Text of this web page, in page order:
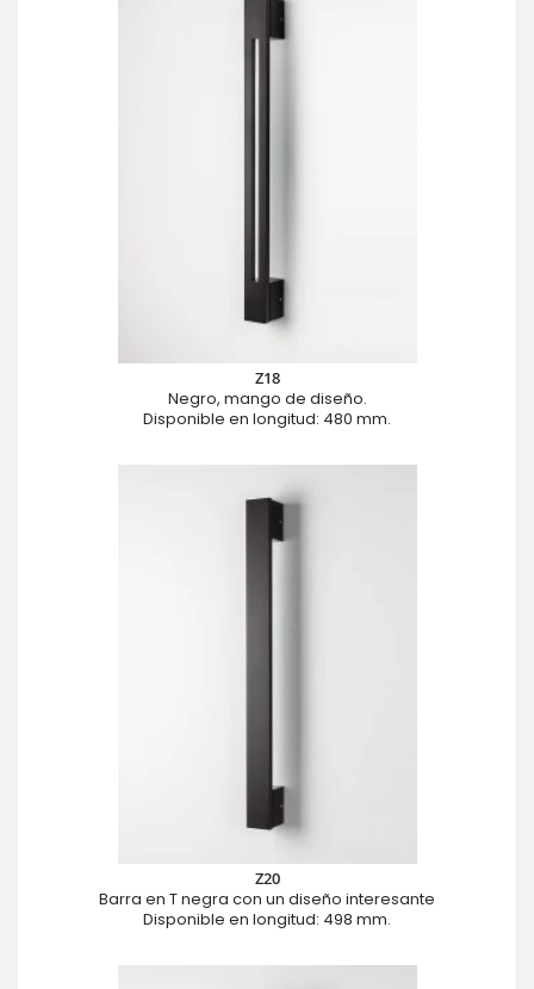
Z18
Negro, mango de diseño.
Disponible en longitud: 480 mm.
Z20
Barra en T negra con un diseño interesante
Disponible en longitud: 498 mm.